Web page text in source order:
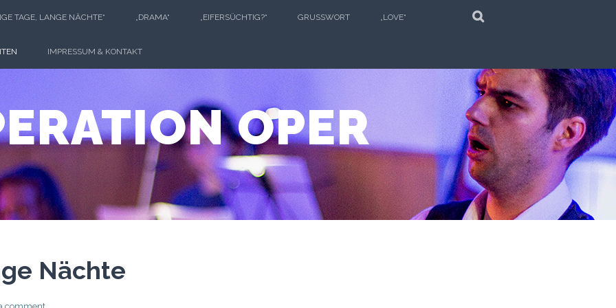
TAGE, LANGE NÄCHTE“ „DRAMA“ „EIFERSÜCHTIG?“ GRUSSWORT „LOVE“
IMPRESSUM & KONTAKT
OPER
Nächte